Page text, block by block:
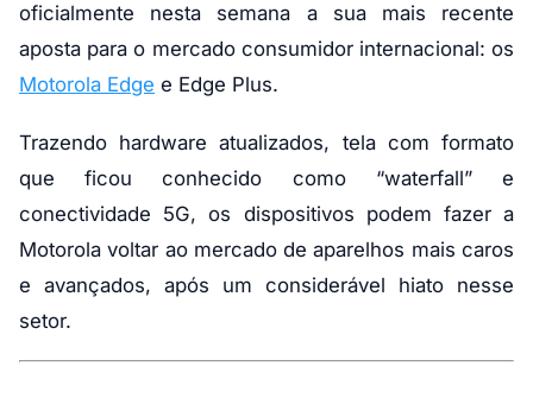
oficialmente nesta semana a sua mais recente
aposta para o mercado consumidor internacional: os
Motorola Edge e Edge Plus.
Trazendo hardware atualizados, tela com formato
que ficou conhecido como “waterfall” e
conectividade 5G, os dispositivos podem fazer a
Motorola voltar ao mercado de aparelhos mais caros
e avançados, após um considerável hiato nesse
setor.